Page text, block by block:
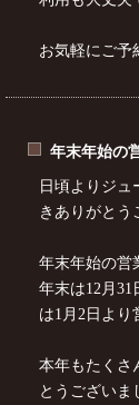
お気軽にご予
年末年始の
日頃よりジ
きありがとう
年末年始の営
年末は12月
は1月2日より
本年もたくさ
とうございま